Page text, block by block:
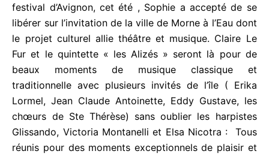
passage au festival d’Avignon, cet été , Sophie a
accepté de se libérer sur l’invitation de la ville de
Morne à l’Eau dont le projet culturel allie théâtre et
musique. Claire Le Fur et le quintette « les Alizés »
seront là pour de beaux moments de musique
classique et traditionnelle avec plusieurs invités de
l’île ( Erika Lormel, Jean Claude Antoinette, Eddy
Gustave, les chœurs de Ste Thérèse) sans oublier
les harpistes Glissando, Victoria Montanelli et Elsa
Nicotra : Tous réunis pour des moments